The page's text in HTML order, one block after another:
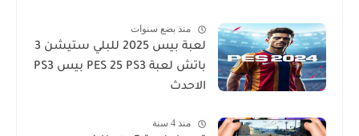
منذ بضع سنوات
لعبة بيس 2025 للبلي ستيشن 3
باتش لعبة PES 25 PS3 بيس PS3
الاحدث
منذ 4 سنة